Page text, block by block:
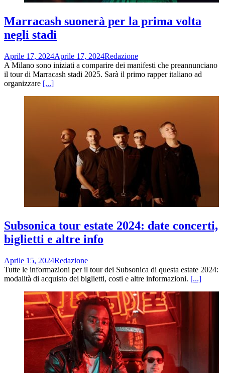
Marracash suonerà per la prima volta
negli stadi
Aprile 17, 2024Aprile 17, 2024Redazione
A Milano sono iniziati a comparire dei manifesti che preannunciano
il tour di Marracash stadi 2025. Sarà il primo rapper italiano ad
organizzare [...]
Subsonica tour estate 2024: date concerti,
biglietti e altre info
Aprile 15, 2024Redazione
Tutte le informazioni per il tour dei Subsonica di questa estate 2024:
modalità di acquisto dei biglietti, costi e altre informazioni. [...]